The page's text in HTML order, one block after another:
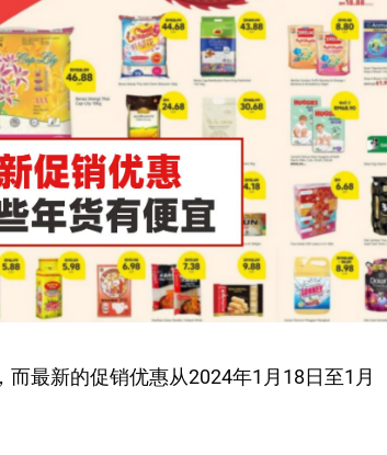
最新的促销优惠从2024年1月18日至1月